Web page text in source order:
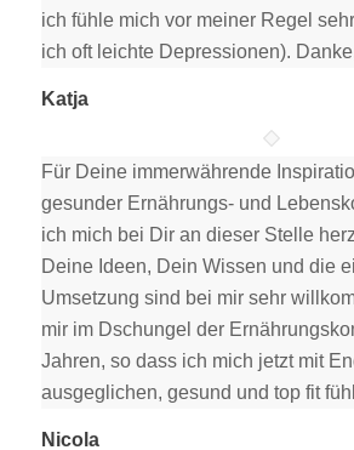
ich fühle mich vor meiner Regel
ich oft leichte Depressionen).
Katja
Für Deine immerwährende
gesunder Ernährungs- und
ich mich bei Dir an dieser Stelle
Deine Ideen, Dein Wissen und die
Umsetzung sind bei mir sehr
mir im Dschungel der
Jahren, so dass ich mich jetzt mit
ausgeglichen, gesund und top fit
Nicola